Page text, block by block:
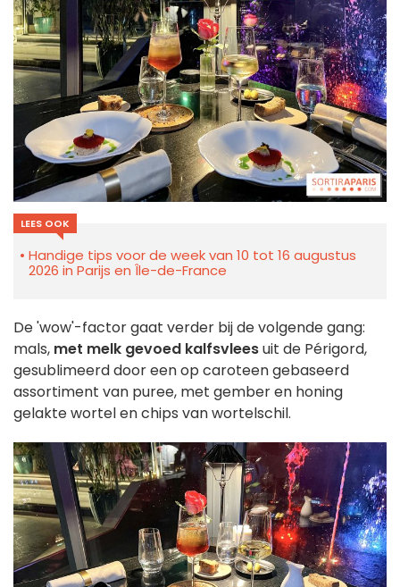
LEES OOK
Handige tips voor de week van 10 tot 16 augustus
2026 in Parijs en Île-de-France
De 'wow'-factor gaat verder bij de volgende gang:
mals, met melk gevoed kalfsvleesuit de Périgord,
gesublimeerd door een op caroteen gebaseerd
assortiment van puree, met gember en honing
gelakte wortel en chips van wortelschil.